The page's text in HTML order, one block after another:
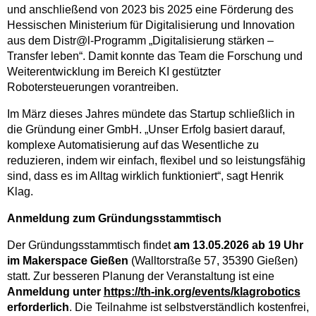
und anschließend von 2023 bis 2025 eine Förderung des
Hessischen Ministerium für Digitalisierung und Innovation
aus dem Distr@l-Programm „Digitalisierung stärken –
Transfer leben“. Damit konnte das Team die Forschung und
Weiterentwicklung im Bereich KI gestützter
Robotersteuerungen vorantreiben.
Im März dieses Jahres mündete das Startup schließlich in
die Gründung einer GmbH. „Unser Erfolg basiert darauf,
komplexe Automatisierung auf das Wesentliche zu
reduzieren, indem wir einfach, flexibel und so leistungsfähig
sind, dass es im Alltag wirklich funktioniert“, sagt Henrik
Klag.
Anmeldung zum Gründungsstammtisch
Der Gründungsstammtisch findetam 13.05.2026 ab 19 Uhr
im Makerspace Gießen (Walltorstraße 57, 35390 Gießen)
statt. Zur besseren Planung der Veranstaltung ist eine
Anmeldung unter https://th-ink.org/events/klagrobotics
erforderlich. Die Teilnahme ist selbstverständlich kostenfrei,